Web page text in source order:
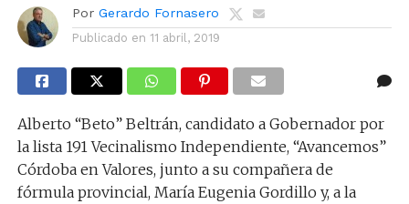
Por Gerardo Fornasero
Publicado en 11 abril, 2019
Alberto “Beto” Beltrán, candidato a Gobernador por
la lista 191 Vecinalismo Independiente, “Avancemos”
Córdoba en Valores, junto a su compañera de
fórmula provincial, María Eugenia Gordillo y, a la